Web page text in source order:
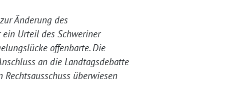
Änderung des
ein Urteil des Schweriner
offenbarte. Die
an die Landtagsdebatte
überwiesen